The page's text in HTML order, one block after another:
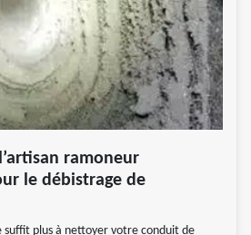
ramoneur
le débistrage de
suffit plus à nettoyer votre conduit de